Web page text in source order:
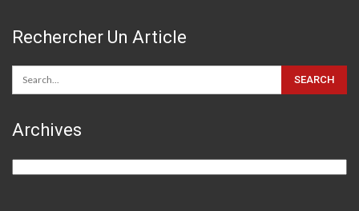
Rechercher Un Article
Archives